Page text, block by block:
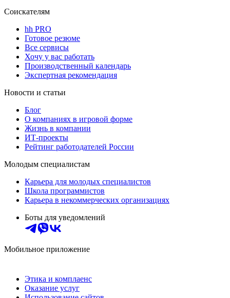
Соискателям
hh PRO
Готовое резюме
Все сервисы
Хочу у вас работать
Производственный календарь
Экспертная рекомендация
Новости и статьи
Блог
О компаниях в игровой форме
Жизнь в компании
ИТ-проекты
Рейтинг работодателей России
Молодым специалистам
Карьера для молодых специалистов
Школа программистов
Карьера в некоммерческих организациях
Боты для уведомлений
Мобильное приложение
Этика и комплаенс
Оказание услуг